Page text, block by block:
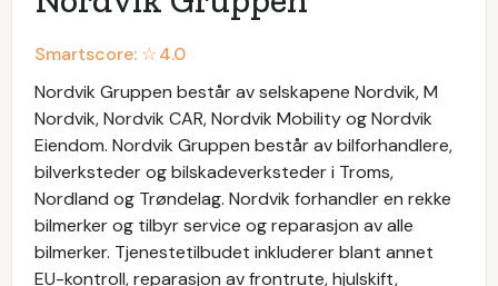
Smartscore: ☆4.0
Nordvik Gruppen består av selskapene Nordvik, M
Nordvik, Nordvik CAR, Nordvik Mobility og Nordvik
Eiendom. Nordvik Gruppen består av bilforhandlere,
bilverksteder og bilskadeverksteder i Troms,
Nordland og Trøndelag. Nordvik forhandler en rekke
bilmerker og tilbyr service og reparasjon av alle
bilmerker. Tjenestetilbudet inkluderer blant annet
EU-kontroll, reparasjon av frontrute, hjulskift,